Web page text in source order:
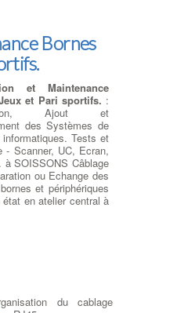
pièces détachées
de 15 ans dans la
moins chers et des
portables peuvent
pour un même
de cela à SOISSONS,
modèles tous
être dépassés
Il existe des
Bornes
et Maintenance
et Pari sportifs. :
Ajout et
des Systèmes de
Tests et
- Scanner, UC, Ecran,
SOISSONS Câblage
ou Echange des
et périphériques
en atelier central à